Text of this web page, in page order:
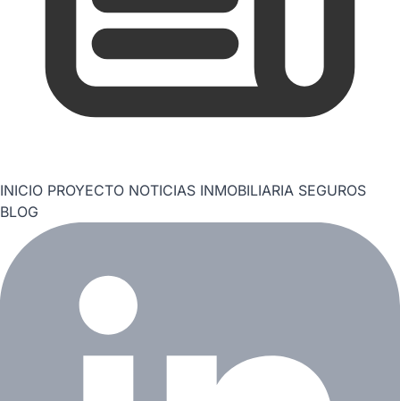
INICIO PROYECTO NOTICIAS INMOBILIARIA SEGUROS
BLOG